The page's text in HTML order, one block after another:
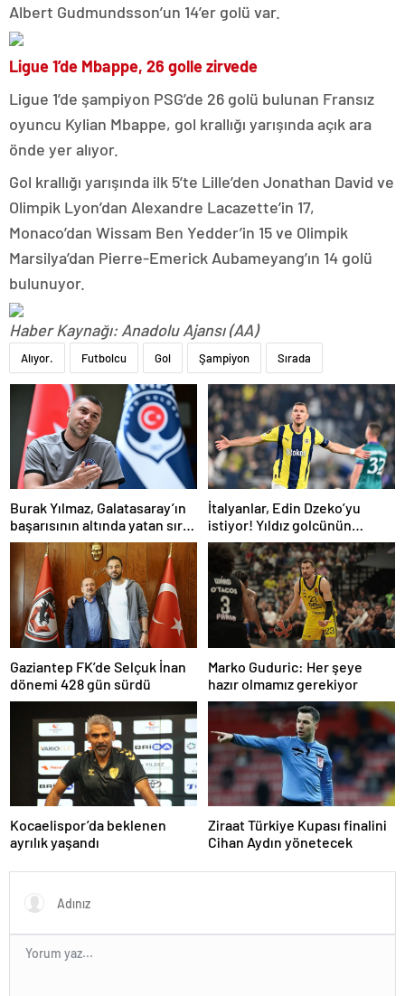
Albert Gudmundsson’un 14’er golü var.
Ligue 1’de Mbappe, 26 golle zirvede
Ligue 1’de şampiyon PSG’de 26 golü bulunan Fransız
oyuncu Kylian Mbappe, gol krallığı yarışında açık ara
önde yer alıyor.
Gol krallığı yarışında ilk 5’te Lille’den Jonathan David ve
Olimpik Lyon’dan Alexandre Lacazette’in 17,
Monaco’dan Wissam Ben Yedder’in 15 ve Olimpik
Marsilya’dan Pierre-Emerick Aubameyang’ın 14 golü
bulunuyor.
Haber Kaynağı: Anadolu Ajansı (AA)
Alıyor. Futbolcu Gol Şampiyon Sırada
Burak Yılmaz, Galatasaray’ın
başarısının altında yatan sırrı
açıkladı
İtalyanlar, Edin Dzeko’yu
istiyor! Yıldız golcünün
transfer kararı şaşırttı…
Gaziantep FK’de Selçuk İnan
dönemi 428 gün sürdü
Marko Guduric: Her şeye
hazır olmamız gerekiyor
Kocaelispor’da beklenen
ayrılık yaşandı
Ziraat Türkiye Kupası finalini
Cihan Aydın yönetecek